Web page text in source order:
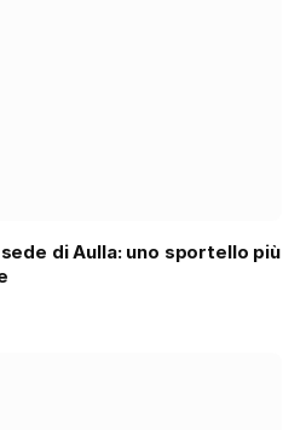
di Aulla: uno sportello più